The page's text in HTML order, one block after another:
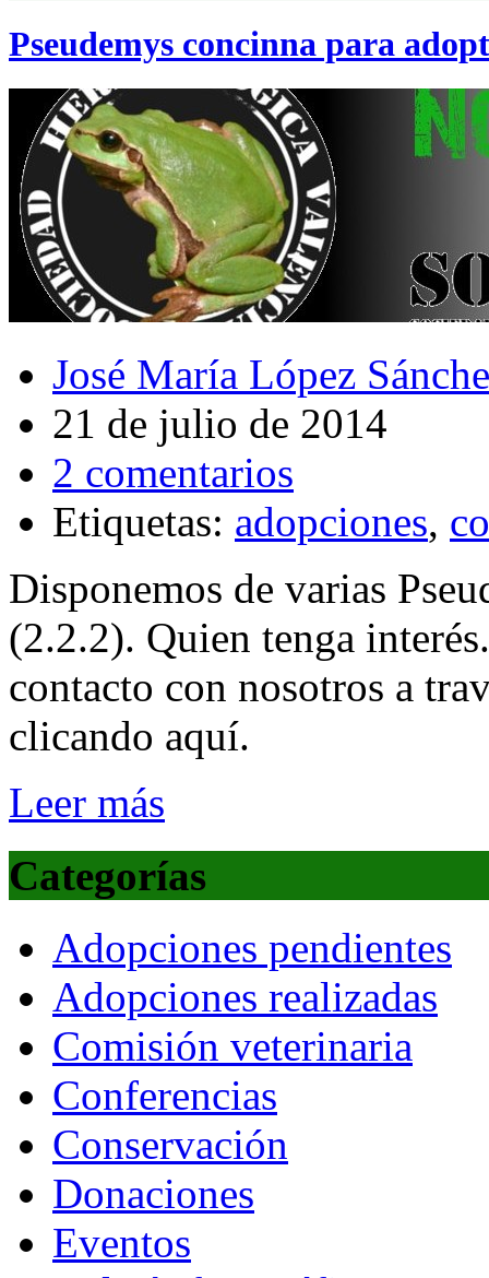
Pseudemys concinna para
José María López
21 de julio de 2014
2 comentarios
Etiquetas: adopciones,
Disponemos de varias
(2.2.2). Quien tenga
contacto con nosotros a
clicando aquí.
Leer más
Categorías
Adopciones pendientes
Adopciones realizadas
Comisión veterinaria
Conferencias
Conservación
Donaciones
Eventos